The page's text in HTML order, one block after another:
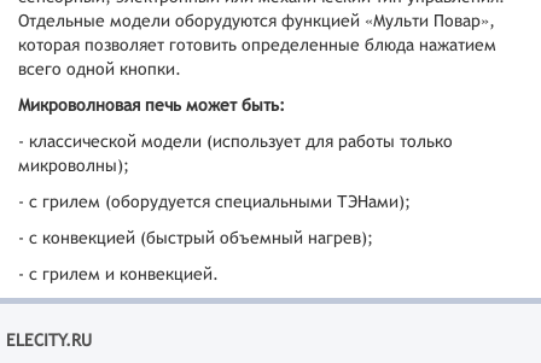
Отдельные модели оборудуются функцией «Мульти Повар»,
которая позволяет готовить определенные блюда нажатием
всего одной кнопки.
Микроволновая печь может быть:
- классической модели (использует для работы только
микроволны);
- с грилем (оборудуется специальными ТЭНами);
- с конвекцией (быстрый объемный нагрев);
- с грилем и конвекцией.
ELECITY.RU